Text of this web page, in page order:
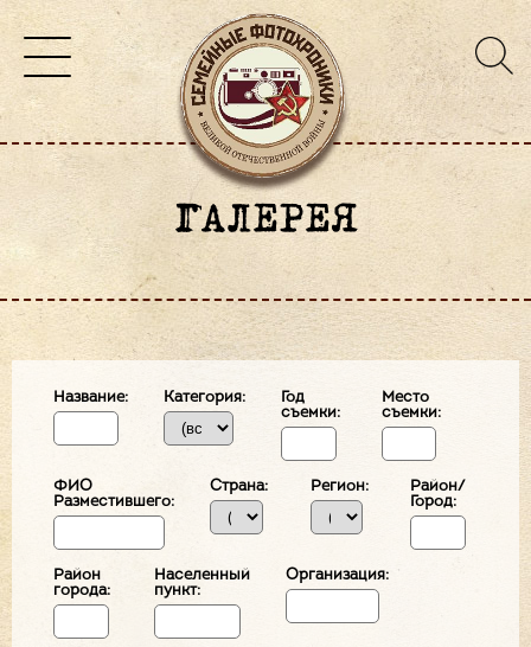
ГАЛЕРЕЯ
Название: Категория:
Год
съемки:
Место
съемки:
ФИО
Разместившего:
Страна: Регион:
Район/
Город:
Район
города:
Населенный
пункт:
Организация: